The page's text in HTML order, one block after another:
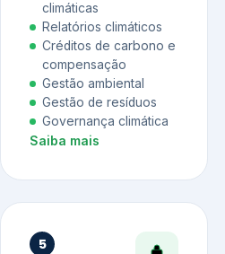
climáticas
Relatórios climáticos
Créditos de carbono e
compensação
Gestão ambiental
Gestão de resíduos
Governança climática
Saiba mais
5